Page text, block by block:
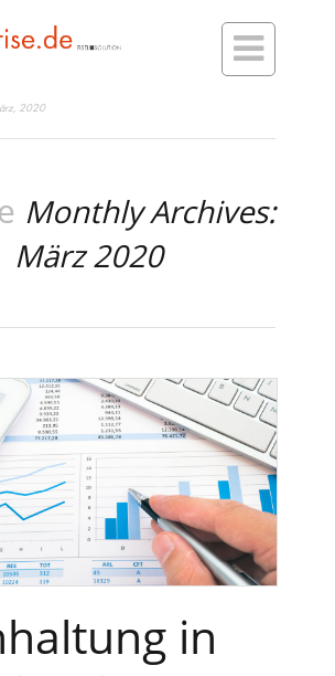

2020
Monthly Archives:
März 2020
in